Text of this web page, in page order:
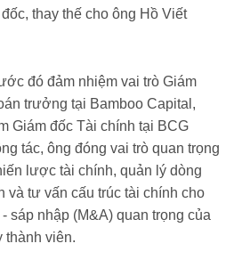
thay thế cho ông Hồ Viết
đó đảm nhiệm vai trò Giám
trưởng tại Bamboo Capital,
Giám đốc Tài chính tại BCG
tác, ông đóng vai trò quan trọng
lược tài chính, quản lý dòng
và tư vấn cấu trúc tài chính cho
sáp nhập (M&A) quan trọng của
thành viên.